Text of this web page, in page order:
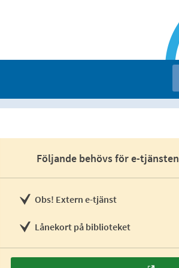
Följande behövs för e-tjänsten
Obs! Extern e-tjänst
Lånekort på biblioteket